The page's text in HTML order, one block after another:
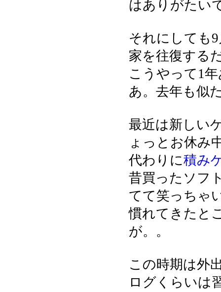
はありがたい
それにしても
家を往復する
こうやって1
あ。去年も似
最近は新しい
ょっとお休み
代わりに積み
昔買ったソフ
てて笑っちゃ
慣れてきたと
が。。
この時期は外
ログくらいは